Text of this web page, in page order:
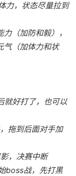
力，状态尽量拉到
（加防和毅），
气（加体力和状
就好打了，也可以
拖到后面对手加
，决赛中断
boss战，先打黑